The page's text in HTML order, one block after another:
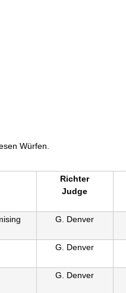
Würfen.
Richter
Judge
G. Denver
G. Denver
G. Denver